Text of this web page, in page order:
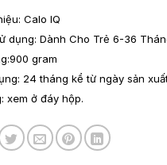
Calo IQ
dụng: Dành Cho Trẻ 6-36
gram
24 tháng kể từ ngày sản
xem ở đáy hộp.